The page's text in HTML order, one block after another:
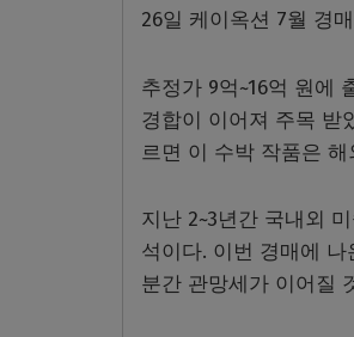
26일 케이옥션 7월 경
추정가 9억~16억 원에
경합이 이어져 주목 받
르면 이 수박 작품은 해
지난 2~3년간 국내외
석이다. 이번 경매에
분간 관망세가 이어질